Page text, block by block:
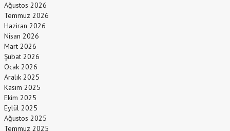
Ağustos 2026
Temmuz 2026
Haziran 2026
Nisan 2026
Mart 2026
Şubat 2026
Ocak 2026
Aralık 2025
Kasım 2025
Ekim 2025
Eylül 2025
Ağustos 2025
Temmuz 2025